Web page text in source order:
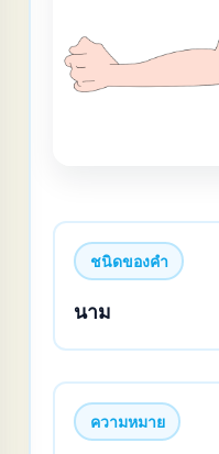
ชนิดของคำ
นาม
ความหมาย